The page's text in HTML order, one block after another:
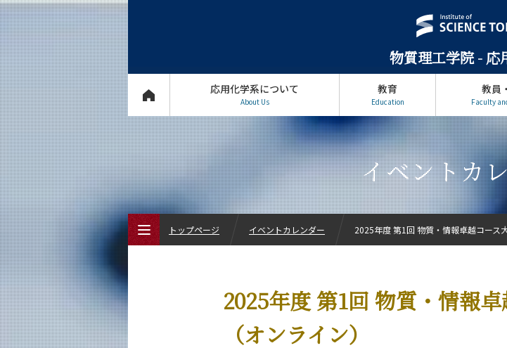
物質理工学院 - 応
応用化学系について
About Us
教育
Education
教員
Faculty
イベントカ
2025年度 第1回 物質・情報
（オンライン）
トップページ イベントカレンダー 2025年度 第1回 物質・情報卓越コース
応用化学系について